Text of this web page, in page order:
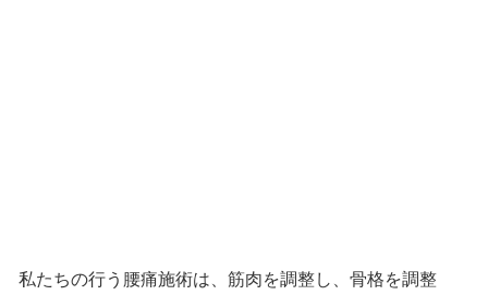
私たちの行う腰痛施術は、筋肉を調整し、骨格を調整